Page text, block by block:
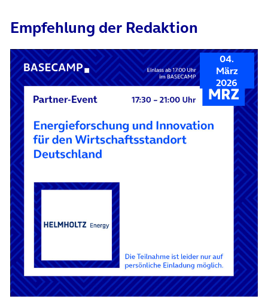
Empfehlung der Redaktion
04.
März
2026